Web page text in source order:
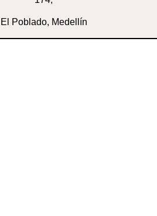
El Poblado, Medellín